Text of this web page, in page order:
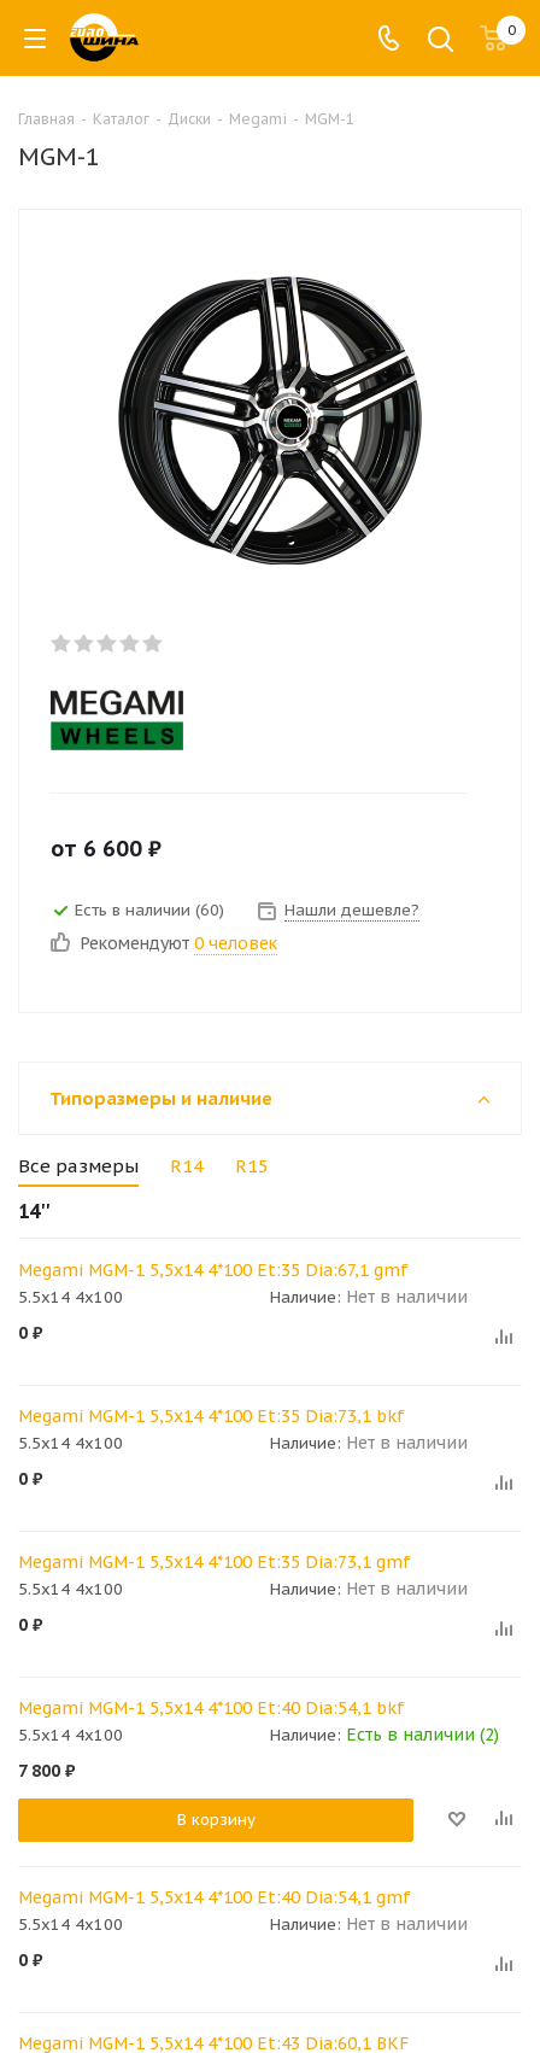
0
Главная - Каталог - Диски - Megami - MGM-1
MGM-1
от 6 600 ₽
Есть в наличии (60) Нашли дешевле?
Рекомендуют 0 человек
Типоразмеры и наличие
Все размеры R14 R15
14''
Megami MGM-1 5,5x14 4*100 Et:35 Dia:67,1 gmf
5.5x14 4x100 Наличие: Нет в наличии
0 ₽
Megami MGM-1 5,5x14 4*100 Et:35 Dia:73,1 bkf
5.5x14 4x100 Наличие: Нет в наличии
0 ₽
Megami MGM-1 5,5x14 4*100 Et:35 Dia:73,1 gmf
5.5x14 4x100 Наличие: Нет в наличии
0 ₽
Megami MGM-1 5,5x14 4*100 Et:40 Dia:54,1 bkf
5.5x14 4x100 Наличие: Есть в наличии (2)
7 800 ₽
В корзину
Megami MGM-1 5,5x14 4*100 Et:40 Dia:54,1 gmf
5.5x14 4x100 Наличие: Нет в наличии
0 ₽
Megami MGM-1 5,5x14 4*100 Et:43 Dia:60,1 BKF